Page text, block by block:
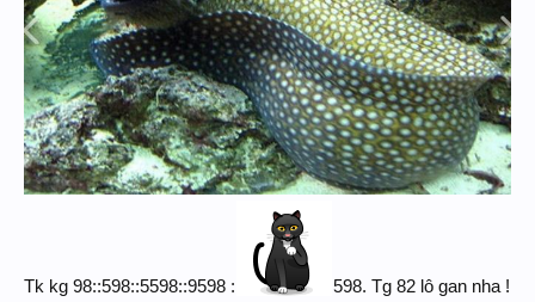
Tk kg 98::598::5598::9598 : 598. Tg 82 lô gan nha !